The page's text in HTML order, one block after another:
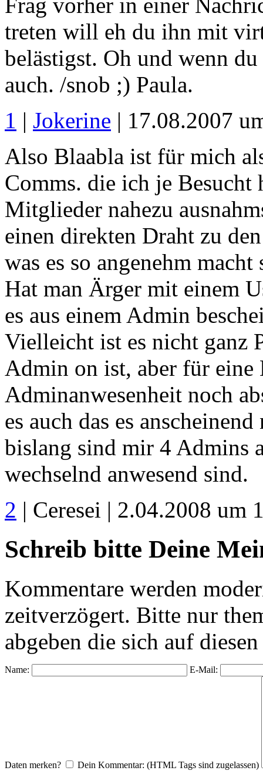
treten will eh du ihn mit
belästigst. Oh und wenn
auch. /snob ;) Paula.
1 | Jokerine | 17.08.2007
Also Blaabla ist für mich
Comms. die ich je Besucht
Mitglieder nahezu
einen direkten Draht zu
was es so angenehm
Hat man Ärger mit einem
es aus einem Admin
Vielleicht ist es nicht ganz
Admin on ist, aber für
Adminanwesenheit noch
es auch das es
bislang sind mir 4 Admins
wechselnd anwesend sind.
2 | Ceresei | 2.04.2008 um
Schreib bitte Deine
Kommentare werden
zeitverzögert. Bitte nur
abgeben die sich auf
Name: E-Mail:
Daten merken? Dein Kommentar: (HTML Tags sind zugelassen)